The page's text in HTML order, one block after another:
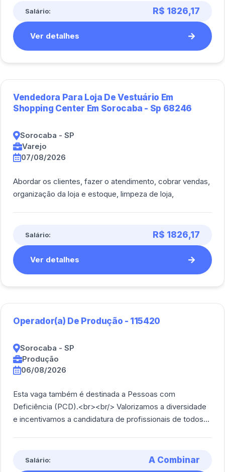
Salário: R$ 1826,17
Ver detalhes
Vendedora Para Loja De Vestuário Em
Shopping Center Em Sorocaba - Sp 68246
Sorocaba - SP
Varejo
07/08/2026
Abordar os clientes, fazer o atendimento, cobrar vendas,
organização da loja e estoque, limpeza de loja,
Salário: R$ 1826,17
Ver detalhes
Operador(a) De Produção - 115420
Sorocaba - SP
Produção
06/08/2026
Esta vaga também é destinada a Pessoas com
Deficiência (PCD).<br><br/> Valorizamos a diversidade
e incentivamos a candidatura de profissionais de todos
Salário: A Combinar